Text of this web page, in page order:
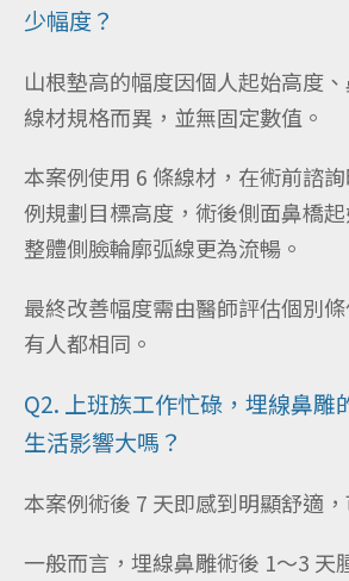
少幅度？
山根墊高的幅度因個人起始高度
線材規格而異，並無固定數值。
本案例使用 6 條線材，在術前諮
例規劃目標高度，術後側面鼻橋起
整體側臉輪廓弧線更為流暢。
最終改善幅度需由醫師評估個別
有人都相同。
Q2. 上班族工作忙碌，埋線鼻雕
生活影響大嗎？
本案例術後 7 天即感到明顯舒適
一般而言，埋線鼻雕術後 1～3 天